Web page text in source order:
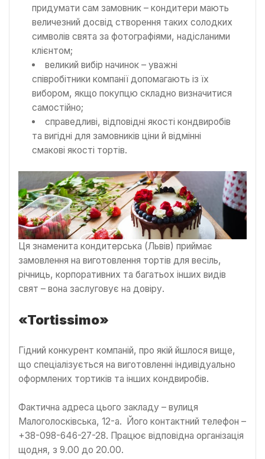
придумати сам замовник – кондитери мають
величезний досвід створення таких солодких
символів свята за фотографіями, надісланими
клієнтом;
великий вибір начинок – уважні
співробітники компанії допомагають із їх
вибором, якщо покупцю складно визначитися
самостійно;
справедливі, відповідні якості кондвиробів
та вигідні для замовників ціни й відмінні
смакові якості тортів.
Ця знаменита кондитерська (Львів) приймає
замовлення на виготовлення тортів для весіль,
річниць, корпоративних та багатьох інших видів
свят – вона заслуговує на довіру.
«Tortissimo»
Гідний конкурент компаній, про якій йшлося вище,
що спеціалізується на виготовленні індивідуально
оформлених тортиків та інших кондвиробів.
Фактична адреса цього закладу – вулиця
Малоголосківська, 12-а. Його контактний телефон –
+38-098-646-27-28. Працює відповідна організація
щодня, з 9.00 до 20.00.